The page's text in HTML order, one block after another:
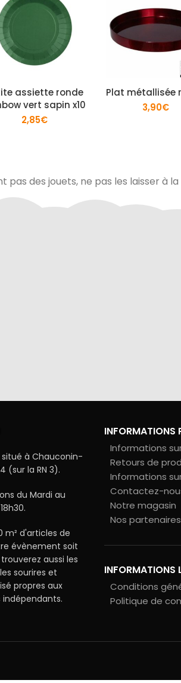
assiette ronde
vert sapin x10
2,85€
Plat métallisée
3,90€
pas des jouets, ne pas les laisser à
à Chauconin-
(sur la RN 3).
du Mardi au
m² d'articles de
évènement soit
aussi les
sourires et
propres aux
INFORMATIONS
Informations
Retours de
Informations
Contactez-
Notre magasin
Nos partenaires
INFORMATIONS
Conditions
Politique de